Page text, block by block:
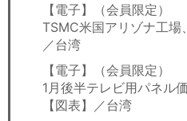
【電子】（会員限定）
TSMC米国アリゾナ工場
／台湾
【電子】（会員限定）
1月後半テレビ用パネル
【図表】／台湾